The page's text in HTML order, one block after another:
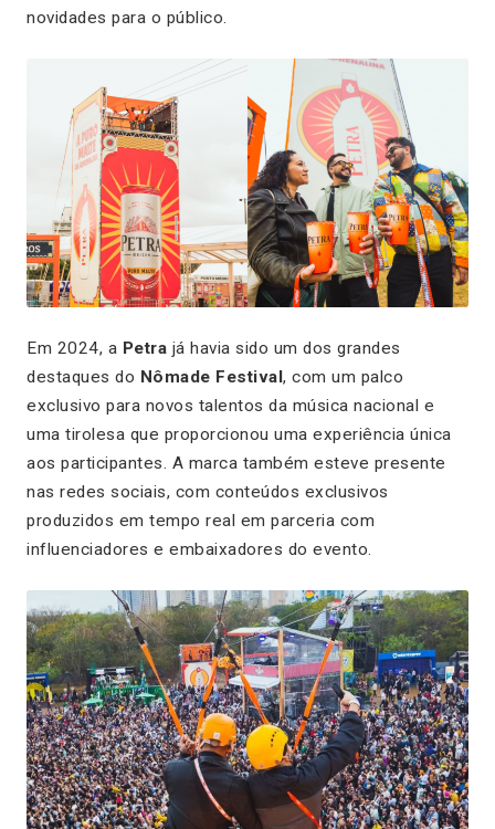
novidades para o público.
Em 2024, a Petra já havia sido um dos grandes
destaques do Nômade Festival, com um palco
exclusivo para novos talentos da música nacional e
uma tirolesa que proporcionou uma experiência única
aos participantes. A marca também esteve presente
nas redes sociais, com conteúdos exclusivos
produzidos em tempo real em parceria com
influenciadores e embaixadores do evento.